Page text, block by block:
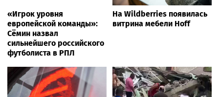
«Игрок уровня
европейской команды»:
Сёмин назвал
сильнейшего российского
футболиста в РПЛ
На Wildberries появилась
витрина мебели Hoff